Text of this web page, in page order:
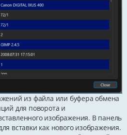
из файла или буфера обмена
для поворота и
изображения. В панель
вставки как нового изображения.